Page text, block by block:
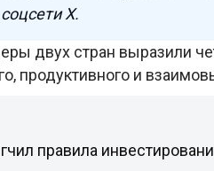
X.
двух стран выразили
продуктивного и
правила